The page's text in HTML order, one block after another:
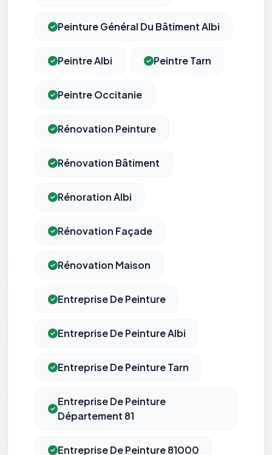
Peinture Général Du Bâtiment Albi
Peintre Albi Peintre Tarn
Peintre Occitanie
Rénovation Peinture
Rénovation Bâtiment
Rénoration Albi
Rénovation Façade
Rénovation Maison
Entreprise De Peinture
Entreprise De Peinture Albi
Entreprise De Peinture Tarn
Entreprise De Peinture
Département 81
Entreprise De Peinture 81000